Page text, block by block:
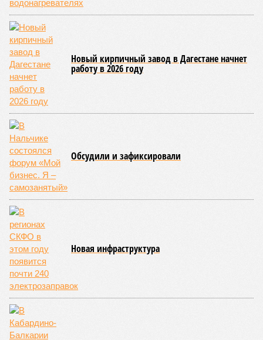
Новый кирпичный завод в Дагестане начнет
работу в 2026 году
Обсудили и зафиксировали
Новая инфраструктура